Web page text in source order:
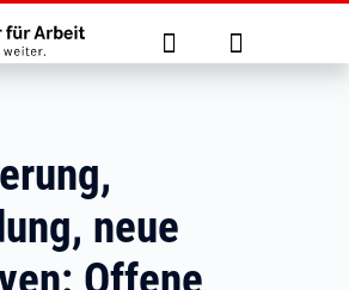
Suche Anmelden
neue